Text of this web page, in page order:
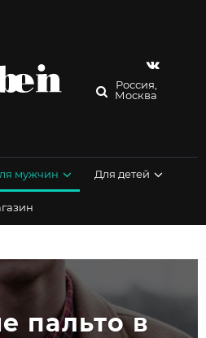
Россия,
Москва
мужчин Для детей
пальто в